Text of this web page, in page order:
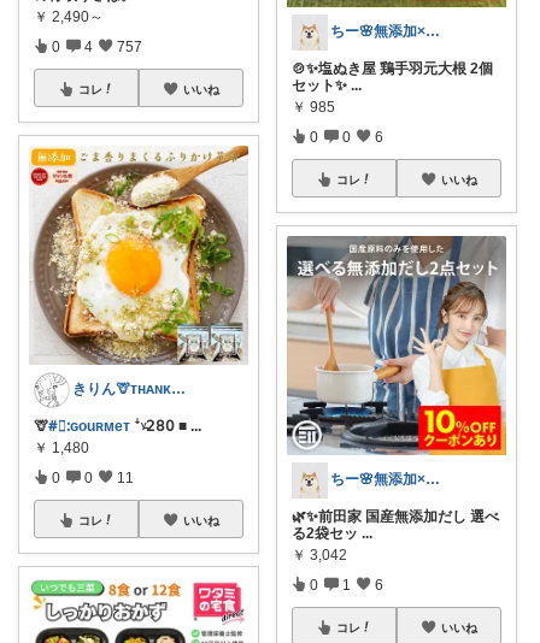
￥ 2,490～
0 4 757
コレ いいね
きりん🦒ᴛʜᴀɴᴋs ᴀʟᴡᴀʏs.
🦒#⃞ᱺɢouʀᴍeᴛ ꜜᵞ̵𝟤𝟪𝟢 ■ ...
￥ 1,480
0 0 11
コレ いいね
ちー🌸無添加×時短ごはん
🍲✨塩ぬき屋 鶏手羽元大根 2個
セット✨ ...
￥ 985
0 0 6
コレ いいね
ちー🌸無添加×時短ごはん
🌿✨前田家 国産無添加だし 選べ
る2袋セッ ...
￥ 3,042
0 1 6
コレ いいね